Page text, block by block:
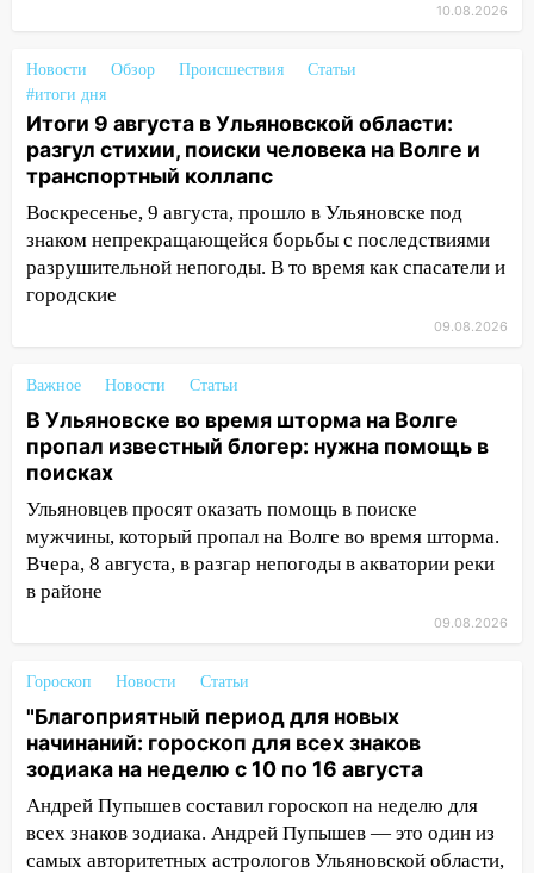
Люксембург дерево упало на
автомобиль
13:00 «Благоприятный период для
новых начинаний: гороскоп для всех
знаков зодиака на неделю с 10 по 16
августа
13:00
На проспекте Тюленева в
Ульяновске образовалось «море»
В Ульяновской области ожидается
12:11
Где есть бензин в Ульяновске 9
августа: список АЗС
11:55 Соцсети: светофор упал на
Ульяновске
11:00 В Ульяновской области люди в
СНТ сидят без света
09:18
Из-за ливня заблокировано
движение трамваев в Ульяновске
09:15 Ураган, изнасилование ребенка,
автоподставы и атака беспилотников:
важные итоги прошедшей недели в
Ульяновской области
10.08.2026
Новости Обзор Происшествия
Статьи
#итоги дня
Итоги 9 августа в Ульяновской области:
разгул стихии, поиски человека на Волге и
транспортный коллапс
Воскресенье, 9 августа, прошло в Ульяновске под
знаком непрекращающейся борьбы с последствиями
разрушительной непогоды. В то время как спасатели и
городские
09.08.2026
Важное Новости Статьи
В Ульяновске во время шторма на Волге
пропал известный блогер: нужна помощь в
поисках
Ульяновцев просят оказать помощь в поиске
мужчины, который пропал на Волге во время шторма.
Вчера, 8 августа, в разгар непогоды в акватории реки
в районе
09.08.2026
Гороскоп Новости Статьи
"Благоприятный период для новых
начинаний: гороскоп для всех знаков
зодиака на неделю с 10 по 16 августа
Андрей Пупышев составил гороскоп на неделю для
всех знаков зодиака. Андрей Пупышев — это один из
самых авторитетных астрологов Ульяновской области,